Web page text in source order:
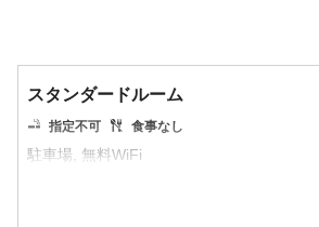
スタンダードルーム
指定不可 食事なし